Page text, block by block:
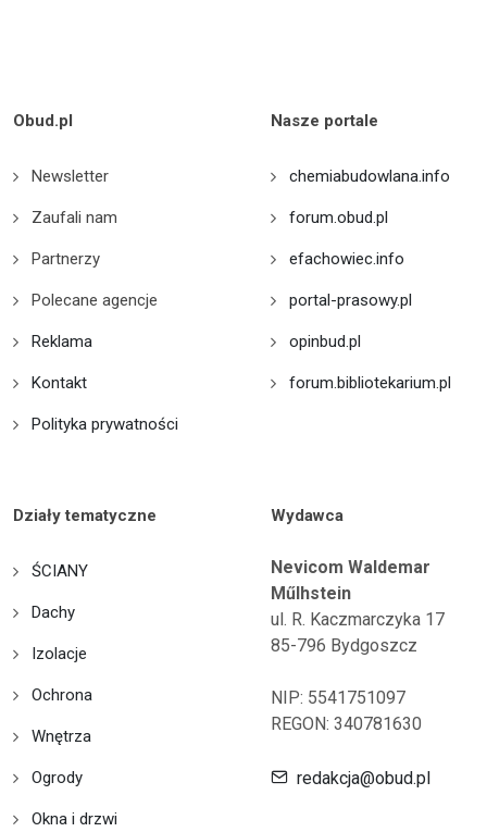
Obud.pl
Newsletter
Zaufali nam
Partnerzy
Polecane agencje
Reklama
Kontakt
Polityka prywatności
Nasze portale
chemiabudowlana.info
forum.obud.pl
efachowiec.info
portal-prasowy.pl
opinbud.pl
forum.bibliotekarium.pl
Działy tematyczne
ŚCIANY
Dachy
Izolacje
Ochrona
Wnętrza
Ogrody
Okna i drzwi
Wydawca
Nevicom Waldemar
Műlhstein
ul. R. Kaczmarczyka 17
85-796 Bydgoszcz
NIP: 5541751097
REGON: 340781630
redakcja@obud.pl